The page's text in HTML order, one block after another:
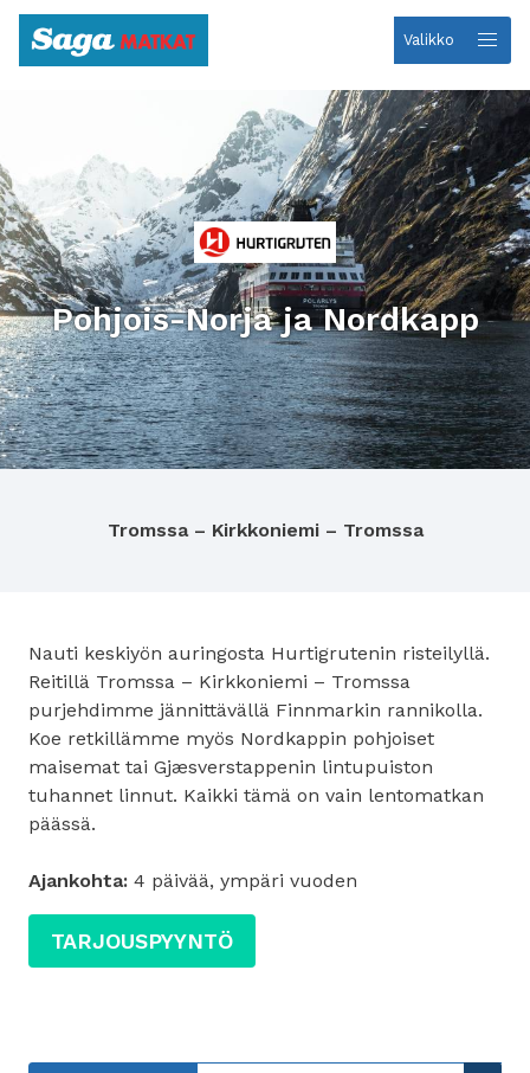
Etusivulle
Valikko
Pohjois-Norja ja Nordkapp
Tromssa – Kirkkoniemi – Tromssa
Nauti keskiyön auringosta Hurtigrutenin risteilyllä.
Reitillä Tromssa – Kirkkoniemi – Tromssa
purjehdimme jännittävällä Finnmarkin rannikolla.
Koe retkillämme myös Nordkappin pohjoiset
maisemat tai Gjæsverstappenin lintupuiston
tuhannet linnut. Kaikki tämä on vain lentomatkan
päässä.
Ajankohta: 4 päivää, ympäri vuoden
TARJOUSPYYNTÖ